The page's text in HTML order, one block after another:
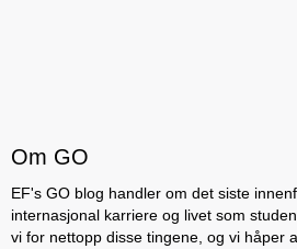
Om GO
EF's GO blog handler om det siste
internasjonal karriere og livet som
vi for nettopp disse tingene, og vi håper